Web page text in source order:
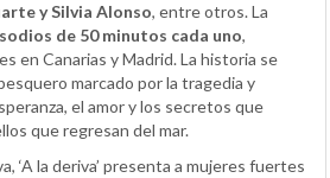
y Silvia Alonso, entre otros. La
de 50 minutos cada uno,
en Canarias y Madrid. La historia se
marcado por la tragedia y
el amor y los secretos que
que regresan del mar.
‘A la deriva’ presenta a mujeres fuertes